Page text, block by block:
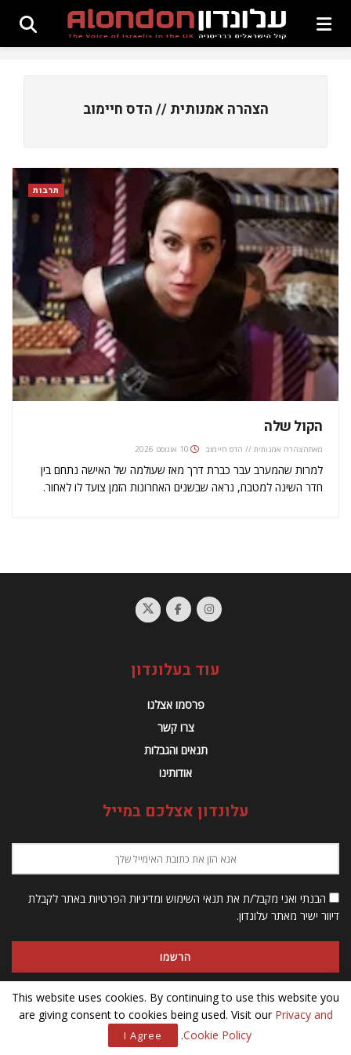
הצהרה אמנותית // הדס חיימוב
תרבות
הקול שלה
מאתהצהרה אמנותית // הדס חיימוב 10 אוגוסט 2026
למרות שהמערב עבר כברת דרך מאז שעולמה של האישה נתחם בין
חדר השינה למטבח, נראה שבשנים האחרונות הזמן צועד לו לאחור.
עוד בעלונדון
פרסמו אצלנו
צרו קשר
תנאים והגבלות
אודותינו
עלונדון אצלכם במייל
הבנתי ואני מקבל/ת את תנאי השימוש ומדיניות הפרטיות באתר לקבלת
דיוור ישיר מאתר עלונדון.
This website uses cookies. By continuing to use this website you
are giving consent to cookies being used. Visit our Privacy and
Cookie Policy
.
I Agree